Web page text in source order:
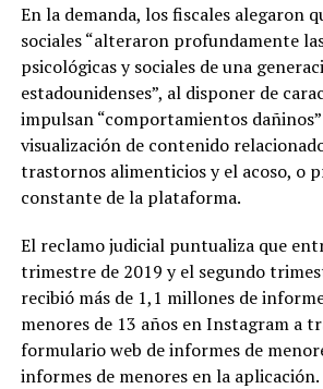
En la demanda, los fiscales alegaron
sociales “alteraron profundamente
psicológicas y sociales de una
estadounidenses”, al disponer de
impulsan “comportamientos
visualización de contenido
trastornos alimenticios y el acoso, o
constante de la plataforma.
El reclamo judicial puntualiza que
trimestre de 2019 y el segundo
recibió más de 1,1 millones de
menores de 13 años en Instagram a
formulario web de informes de
informes de menores en la aplicación.